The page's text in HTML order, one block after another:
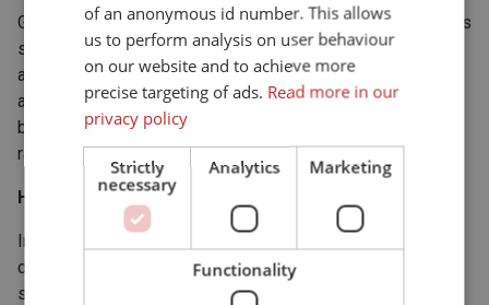
GoFish skal bidra til økt sikkerhet til sjøs gjennom at båtens
siste posisjon og sporingslogg er tilgjengelig for de
ansatte på fiskecampen. Ved en uønsket hendelse vil de
ansatte vite hvor båten befinner seg. GoFish skal også
bidra til at fiskecampen overholder myndighetskravene om
rapportering av fangst.
Hvorfor trenger dere min personinformasjon?
Informasjon om deg som gjest registreres i GoFish for at
de ansatte skal vite hvem som er på fiskecampen, hvem
som er om bord og hvem som har ansvar for sikkerhet og
of an anonymous id number. This allows
us to perform analysis on user behaviour
on our website and to achieve more
precise targeting of ads. Read more in our
privacy policy
Strictly
necessary
Analytics Marketing
Functionality